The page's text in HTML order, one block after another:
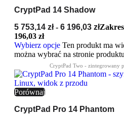
CryptPad 14 Shadow
5 753,14 zł - 6 196,03 złZakres
196,03 zł
Wybierz opcje Ten produkt ma
można wybrać na stronie produktu
Porównaj
CryptPad Pro 14 Phantom